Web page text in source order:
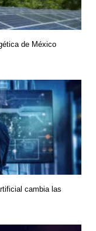
de México
cambia las